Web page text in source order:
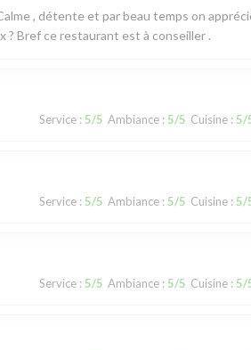
, détente et par beau temps on
Bref ce restaurant est à conseiller .
Service : 5/5 Ambiance : 5/5 Cuisine : 5/
Service : 5/5 Ambiance : 5/5 Cuisine : 5/
Service : 5/5 Ambiance : 5/5 Cuisine : 5/